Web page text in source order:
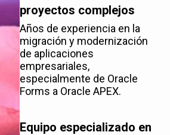
proyectos complejos
Años de experiencia en la
migración y modernización
de aplicaciones
empresariales,
especialmente de Oracle
Forms a Oracle APEX.
Equipo especializado en